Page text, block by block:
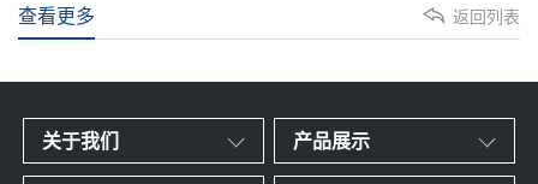
返回列表
查看更多
关于我们 产品展示